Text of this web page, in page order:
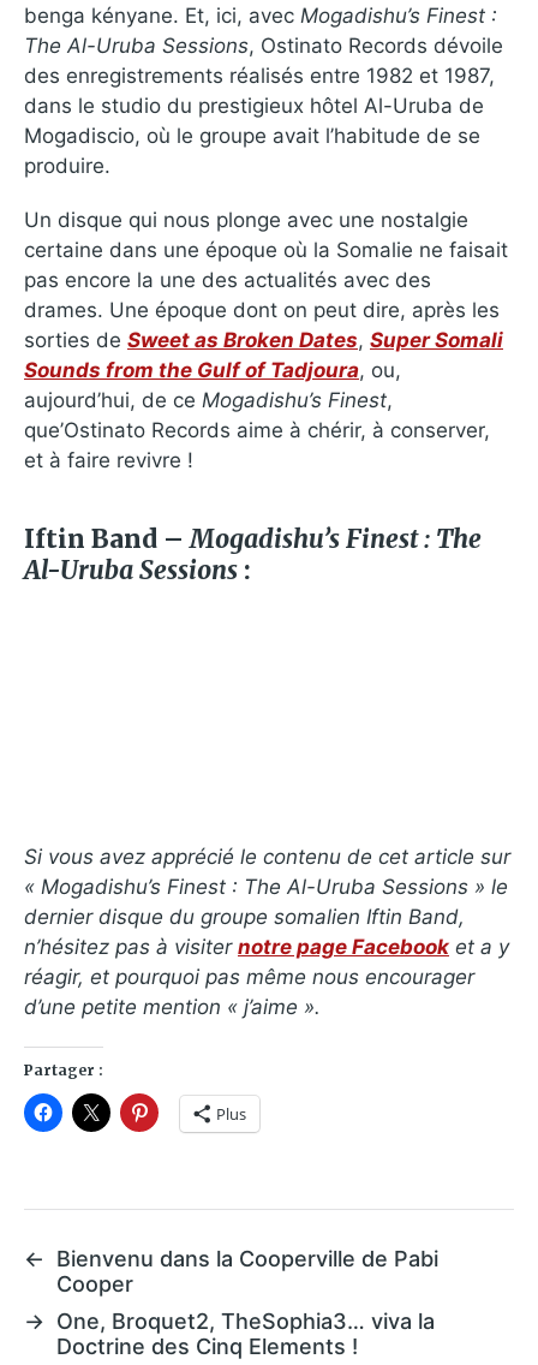
benga kényane. Et, ici, avec Mogadishu’s Finest :
The Al-Uruba Sessions, Ostinato Records dévoile
des enregistrements réalisés entre 1982 et 1987,
dans le studio du prestigieux hôtel Al-Uruba de
Mogadiscio, où le groupe avait l’habitude de se
produire.
Un disque qui nous plonge avec une nostalgie
certaine dans une époque où la Somalie ne faisait
pas encore la une des actualités avec des
drames. Une époque dont on peut dire, après les
sorties de Sweet as Broken Dates, Super Somali
Sounds from the Gulf of Tadjoura, ou,
aujourd’hui, de ce Mogadishu’s Finest,
que’Ostinato Records aime à chérir, à conserver,
et à faire revivre !
Iftin Band –Mogadishu’s Finest : The
Al-Uruba Sessions :
Si vous avez apprécié le contenu de cet article sur
« Mogadishu’s Finest : The Al-Uruba Sessions » le
dernier disque du groupe somalien Iftin Band,
n’hésitez pas à visiter notre page Facebook et a y
réagir, et pourquoi pas même nous encourager
d’une petite mention « j’aime ».
Partager :
Plus
←
Bienvenu dans la Cooperville de Pabi
Cooper
→ One, Broquet2, TheSophia3… viva la
Doctrine des Cinq Elements !